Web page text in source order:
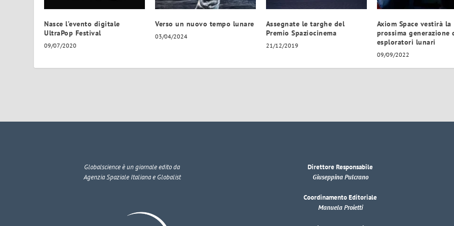
Nasce l’evento digitale
UltraPop Festival
09/07/2020
Verso un nuovo tempo lunare
03/04/2024
Assegnate le targhe del
Premio Spaziocinema
21/12/2019
Axiom Space vestirà la
prossima generazione
esploratori lunari
09/09/2022
Globalscienceè un giornale edito da
Agenzia Spaziale Italiana e Globalist
Direttore Responsabile
Giuseppina Pulcrano
Coordinamento Editoriale
Manuela Proietti